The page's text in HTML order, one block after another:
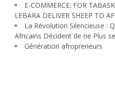
E-COMMERCE: FOR
LEBARA DELIVER SHEEP TO
La Révolution Silencieuse :
Africains Décident de ne Plus
Génération afropreneurs